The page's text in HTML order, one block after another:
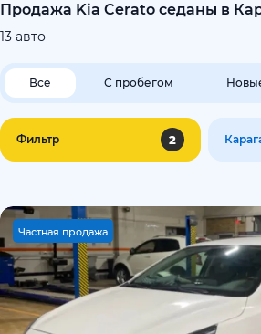
Продажа Kia Cerato седаны в
13 авто
Все С пробегом
Фильтр 2
Частная продажа